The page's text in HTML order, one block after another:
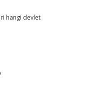
hangi devlet